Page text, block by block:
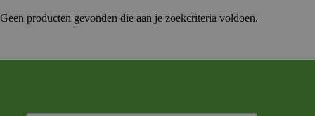
Geen producten gevonden die aan je zoekcriteria voldoen.